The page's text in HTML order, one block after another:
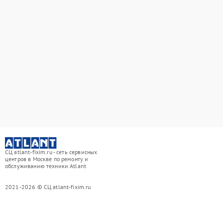
СЦ atlant-fixim.ru - сеть сервисных
центров в Москве по ремонту и
обслуживанию техники Atlant
2021-2026 © СЦ atlant-fixim.ru